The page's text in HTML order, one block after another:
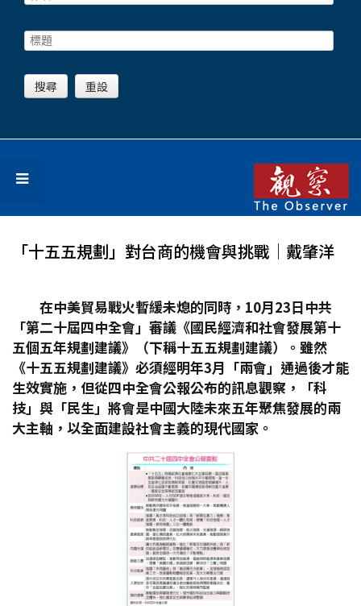
「十五五規劃」對台商的機會與挑戰│戴肇洋
在中美貿易戰火暫緩未熄的同時，10月23日中共
「第二十屆四中全會」審議《國民經濟和社會發展第十
五個五年規劃建議》（下稱十五五規劃建議）。雖然
《十五五規劃建議》必須經明年3月「兩會」通過後才能
生效實施，但從四中全會公報公布的訊息觀察，「科
技」與「民生」將會是中國大陸未來五年聚焦發展的兩
大主軸，以全面建設社會主義的現代國家。